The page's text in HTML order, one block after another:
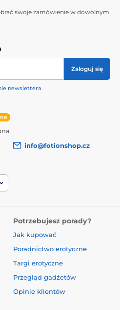
swoje zamówienie w dowolnym
Zaloguj się
newslettera
info@fotionshop.cz
Potrzebujesz porady?
Jak kupować
Poradnictwo erotyczne
Targi erotyczne
Przegląd gadżetów
Opinie klientów